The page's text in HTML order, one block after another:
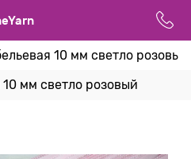
10 мм светло розовый
10 мм светло розовый